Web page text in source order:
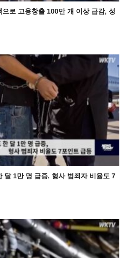
로 고용창출 100만 개 이상 급감, 성
달 1만 명 급증, 형사 범죄자 비율도 7